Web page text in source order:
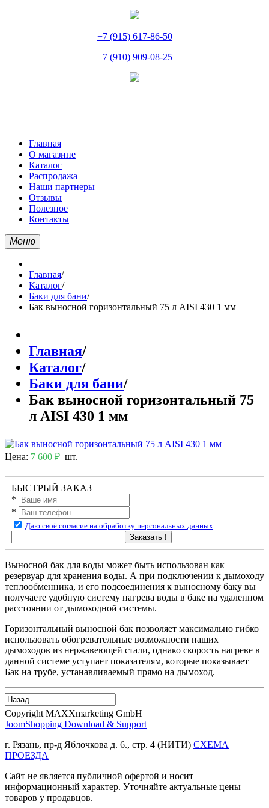
+7 (915) 617-86-50
+7 (910) 909-08-25
Главная
О магазине
Каталог
Распродажа
Наши партнеры
Отзывы
Полезное
Контакты
Меню
Главная/
Каталог/
Баки для бани/
Бак выносной горизонтальный 75 л AISI 430 1 мм
Главная/
Каталог/
Баки для бани/
Бак выносной горизонтальный 75
л AISI 430 1 мм
Цена: 7 600 ₽ шт.
БЫСТРЫЙ ЗАКАЗ
*
*
Даю своё согласие на обработку персональных данных
Заказать !
Выносной бак для воды может быть использован как
резервуар для хранения воды. А при подключении к дымоходу
теплообменника, и его подсоединения к выносному баку вы
получаете удобную систему нагрева воды в баке на удаленном
расстоянии от дымоходной системы.
Горизонтальный выносной бак позволяет максимально гибко
использовать обогревательные возможности наших
дымоходов из нержавеющей стали, однако скорость нагреве в
данной системе уступает показателям, которые показывает
Бак на трубе, устанавливаемый прямо на дымоход.
Copyright MAXXmarketing GmbH
JoomShopping Download & Support
г. Рязань, пр-д Яблочкова д. 6., стр. 4 (НИТИ) СХЕМА
ПРОЕЗДА
Сайт не является публичной офертой и носит
информационный характер. Уточняйте актуальные цены
товаров у продавцов.